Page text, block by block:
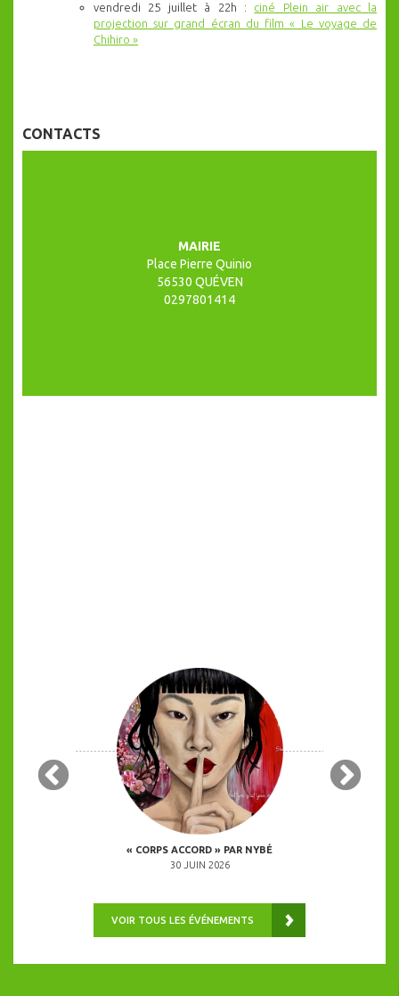
vendredi 25 juillet à 22h : ciné Plein air avec la
projection sur grand écran du film « Le voyage de
Chihiro »
CONTACTS
MAIRIE
Place Pierre Quinio
56530 QUÉVEN
0297801414
« CORPS ACCORD » PAR NYBÉ
30 JUIN 2026
VOIR TOUS LES ÉVÉNEMENTS